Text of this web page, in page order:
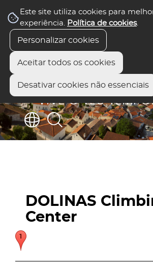
Este site utiliza cookies para
experiência. Política de cookies.
Personalizar cookies
Aceitar todos os cookies
Desativar cookies não essenciais
DOLINAS
Center